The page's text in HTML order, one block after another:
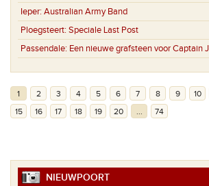
Ieper: Australian Army Band
Ploegsteert: Speciale Last Post
Passendale: Een nieuwe grafsteen voor Captain
1 2 3 4 5 6 7 8 9 10
15
16 17 18 19 20 ... 74
NIEUWPOORT